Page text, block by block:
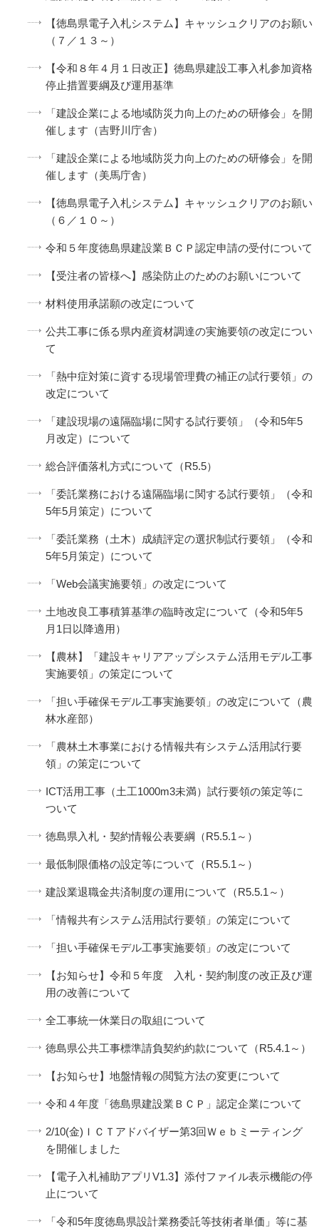
【徳島県電子入札システム】キャッシュクリアのお願い
（７／１３～）
【令和８年４月１日改正】徳島県建設工事入札参加資格
停止措置要綱及び運用基準
「建設企業による地域防災力向上のための研修会」を開
催します（吉野川庁舎）
「建設企業による地域防災力向上のための研修会」を開
催します（美馬庁舎）
【徳島県電子入札システム】キャッシュクリアのお願い
（６／１０～）
令和５年度徳島県建設業ＢＣＰ認定申請の受付について
【受注者の皆様へ】感染防止のためのお願いについて
材料使用承諾願の改定について
公共工事に係る県内産資材調達の実施要領の改定につい
て
「熱中症対策に資する現場管理費の補正の試行要領」の
改定について
「建設現場の遠隔臨場に関する試行要領」（令和5年5
月改定）について
総合評価落札方式について（R5.5）
「委託業務における遠隔臨場に関する試行要領」（令和
5年5月策定）について
「委託業務（土木）成績評定の選択制試行要領」（令和
5年5月策定）について
「Web会議実施要領」の改定について
土地改良工事積算基準の臨時改定について（令和5年5
月1日以降適用）
【農林】「建設キャリアアップシステム活用モデル工事
実施要領」の策定について
「担い手確保モデル工事実施要領」の改定について（農
林水産部）
「農林土木事業における情報共有システム活用試行要
領」の策定について
ICT活用工事（土工1000m3未満）試行要領の策定等に
ついて
徳島県入札・契約情報公表要綱（R5.5.1～）
最低制限価格の設定等について（R5.5.1～）
建設業退職金共済制度の運用について（R5.5.1～）
「情報共有システム活用試行要領」の策定について
「担い手確保モデル工事実施要領」の改定について
【お知らせ】令和５年度 入札・契約制度の改正及び運
用の改善について
全工事統一休業日の取組について
徳島県公共工事標準請負契約約款について（R5.4.1～）
【お知らせ】地盤情報の閲覧方法の変更について
令和４年度「徳島県建設業ＢＣＰ」認定企業について
2/10(金)ＩＣＴアドバイザー第3回Ｗｅｂミーティング
を開催しました
【電子入札補助アプリV1.3】添付ファイル表示機能の停
止について
「令和5年度徳島県設計業務委託等技術者単価」等に基